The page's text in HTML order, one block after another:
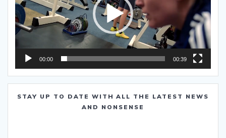
00:00 00:39
STAY UP TO DATE WITH ALL THE LATEST NEWS
AND NONSENSE